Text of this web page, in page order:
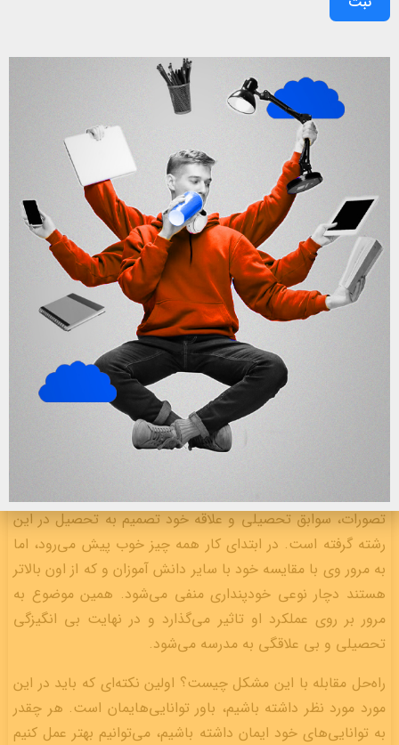
4- نبود یک مشاور دلسوز در کنار دانش‌آموز
5- در نظر نگرفتن تفریح و زمان استراحت منطقی در ساعات
حضور در مدرسه
6- مزاحمت‌ها و شوخی‌های نادرست دانش‌آموزان با یکدیگر در
محیط مدرسه
7- عدم توجه به سطح هوشی دانش‌آموز و یکسان سازی تمام
دانش‌آموزان در مدرسه
و…
قدم سوم: اصلاح تصورات دانش‌آموزان نسبت به خودشان
خودپنداری یک عامل مهم در روان انسان است که هم می‌تواند
محرک باشد و هم بازدارنده. اینکه ما چه تصوری نسب به خودمان
و توانایی‌هایمان داریم تاثیر عمده‌ای در عملکرد ما برای رسیدن به
اهدافمان دارد. اما این موضوع چطور موجب بی انگیزگی تحصیلی
تصور کنید فرزند شما در رشته ریاضی تحصیل می‌کند. زمانی که
تصورات، سوابق تحصیلی و علاقه خود تصمیم به تحصیل در این
رشته گرفته است. در ابتدای کار همه چیز خوب پیش می‌رود، اما
به مرور وی با مقایسه خود با سایر دانش آموزان و که از اون بالاتر
هستند دچار نوعی خودپنداری منفی می‌شود. همین موضوع به
مرور بر روی عملکرد او تاثیر می‌گذارد و در نهایت بی انگیزگی
تحصیلی و بی علاقگی به مدرسه می‌شود.
راه‌حل مقابله با این مشکل چیست؟ اولین نکته‌ای که باید در این
مورد مورد نظر داشته باشیم، باور توانایی‌هایمان است. هر چقدر
به توانایی‌های خود ایمان داشته باشیم، می‌توانیم بهتر عمل کنیم